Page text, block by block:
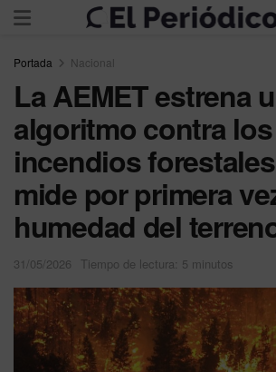
Portada Nacional
La AEMET estrena
algoritmo contra los
incendios
mide por primera
humedad del
31/05/2026 Tiempo de lectura: 5 minutos